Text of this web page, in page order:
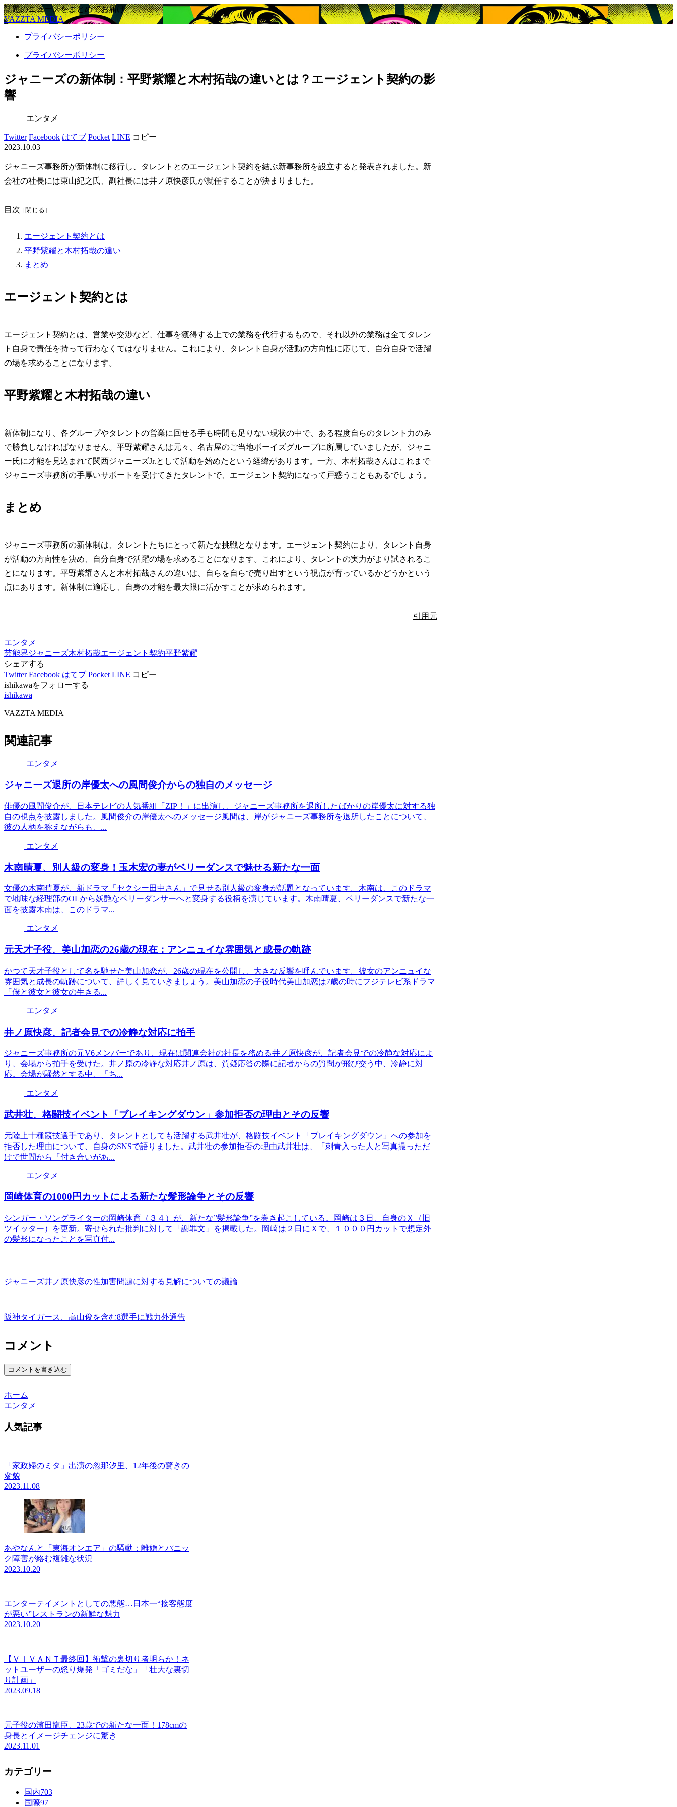
話題のニュースをまとめてお届け
VAZZTA MEDIA
プライバシーポリシー
プライバシーポリシー
ジャニーズの新体制：平野紫耀と木村拓哉の違いとは？エージェント契約の影
響
エンタメ
Twitter Facebook はてブ Pocket LINE コピー
2023.10.03
ジャニーズ事務所が新体制に移行し、タレントとのエージェント契約を結ぶ新事務所を設立すると発表されました。新
会社の社長には東山紀之氏、副社長には井ノ原快彦氏が就任することが決まりました。
目次
エージェント契約とは
平野紫耀と木村拓哉の違い
まとめ
エージェント契約とは
エージェント契約とは、営業や交渉など、仕事を獲得する上での業務を代行するもので、それ以外の業務は全てタレン
ト自身で責任を持って行わなくてはなりません。これにより、タレント自身が活動の方向性に応じて、自分自身で活躍
の場を求めることになります。
平野紫耀と木村拓哉の違い
新体制になり、各グループやタレントの営業に回せる手も時間も足りない現状の中で、ある程度自らのタレント力のみ
で勝負しなければなりません。平野紫耀さんは元々、名古屋のご当地ボーイズグループに所属していましたが、ジャニ
ー氏に才能を見込まれて関西ジャニーズJr.として活動を始めたという経緯があります。一方、木村拓哉さんはこれまで
ジャニーズ事務所の手厚いサポートを受けてきたタレントで、エージェント契約になって戸惑うこともあるでしょう。
まとめ
ジャニーズ事務所の新体制は、タレントたちにとって新たな挑戦となります。エージェント契約により、タレント自身
が活動の方向性を決め、自分自身で活躍の場を求めることになります。これにより、タレントの実力がより試されるこ
とになります。平野紫耀さんと木村拓哉さんの違いは、自らを自らで売り出すという視点が育っているかどうかという
点にあります。新体制に適応し、自身の才能を最大限に活かすことが求められます。
引用元
エンタメ
芸能界ジャニーズ木村拓哉エージェント契約平野紫耀
シェアする
Twitter Facebook はてブ Pocket LINE コピー
ishikawaをフォローする
ishikawa
VAZZTA MEDIA
関連記事
エンタメ
ジャニーズ退所の岸優太への風間俊介からの独自のメッセージ
俳優の風間俊介が、日本テレビの人気番組「ZIP！」に出演し、ジャニーズ事務所を退所したばかりの岸優太に対する独
自の視点を披露しました。風間俊介の岸優太へのメッセージ風間は、岸がジャニーズ事務所を退所したことについて、
彼の人柄を称えながらも、...
エンタメ
木南晴夏、別人級の変身！玉木宏の妻がベリーダンスで魅せる新たな一面
女優の木南晴夏が、新ドラマ「セクシー田中さん」で見せる別人級の変身が話題となっています。木南は、このドラマ
で地味な経理部のOLから妖艶なベリーダンサーへと変身する役柄を演じています。木南晴夏、ベリーダンスで新たな一
面を披露木南は、このドラマ...
エンタメ
元天才子役、美山加恋の26歳の現在：アンニュイな雰囲気と成長の軌跡
かつて天才子役として名を馳せた美山加恋が、26歳の現在を公開し、大きな反響を呼んでいます。彼女のアンニュイな
雰囲気と成長の軌跡について、詳しく見ていきましょう。美山加恋の子役時代美山加恋は7歳の時にフジテレビ系ドラマ
「僕と彼女と彼女の生きる...
エンタメ
井ノ原快彦、記者会見での冷静な対応に拍手
ジャニーズ事務所の元V6メンバーであり、現在は関連会社の社長を務める井ノ原快彦が、記者会見での冷静な対応によ
り、会場から拍手を受けた。井ノ原の冷静な対応井ノ原は、質疑応答の際に記者からの質問が飛び交う中、冷静に対
応。会場が騒然とする中、「ち...
エンタメ
武井壮、格闘技イベント「ブレイキングダウン」参加拒否の理由とその反響
元陸上十種競技選手であり、タレントとしても活躍する武井壮が、格闘技イベント「ブレイキングダウン」への参加を
拒否した理由について、自身のSNSで語りました。武井壮の参加拒否の理由武井壮は、「刺青入った人と写真撮っただ
けで世間から『付き合いがあ...
エンタメ
岡崎体育の1000円カットによる新たな髪形論争とその反響
シンガー・ソングライターの岡崎体育（３４）が、新たな”髪形論争”を巻き起こしている。岡崎は３日、自身のＸ（旧
ツイッター）を更新。寄せられた批判に対して「謝罪文」を掲載した。岡崎は２日にＸで、１０００円カットで想定外
の髪形になったことを写真付...
ジャニーズ井ノ原快彦の性加害問題に対する見解についての議論
阪神タイガース、高山俊を含む8選手に戦力外通告
コメント
コメントを書き込む
ホーム
エンタメ
人気記事
「家政婦のミタ」出演の忽那汐里、12年後の驚きの
変貌
2023.11.08
あやなんと「東海オンエア」の騒動：離婚とパニッ
ク障害が絡む複雑な状況
2023.10.20
エンターテイメントとしての悪態…日本一“接客態度
が悪い”レストランの新鮮な魅力
2023.10.20
【ＶＩＶＡＮＴ最終回】衝撃の裏切り者明らか！ネ
ットユーザーの怒り爆発「ゴミだな」「壮大な裏切
り計画」
2023.09.18
元子役の濱田龍臣、23歳での新たな一面！178cmの
身長とイメージチェンジに驚き
2023.11.01
カテゴリー
国内703
国際97